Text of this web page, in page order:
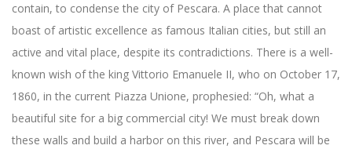
contain, to condense the city of Pescara. A place that cannot
boast of artistic excellence as famous Italian cities, but still an
active and vital place, despite its contradictions. There is a well-
known wish of the king Vittorio Emanuele II, who on October 17,
1860, in the current Piazza Unione, prophesied: “Oh, what a
beautiful site for a big commercial city! We must break down
these walls and build a harbor on this river, and Pescara will be